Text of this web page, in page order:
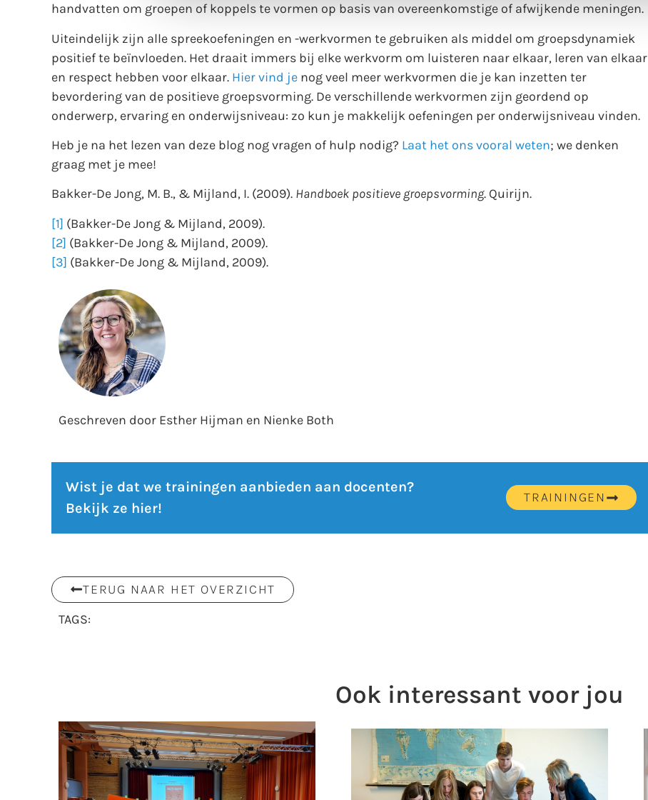
handvatten om groepen of koppels te vormen op basis van overeenkomstige of afwijkende meningen.
Uiteindelijk zijn alle spreekoefeningen en -werkvormen te gebruiken als middel om groepsdynamiek
positief te beïnvloeden. Het draait immers bij elke werkvorm om luisteren naar elkaar, leren van elkaar
en respect hebben voor elkaar. Hier vind je nog veel meer werkvormen die je kan inzetten ter
bevordering van de positieve groepsvorming. De verschillende werkvormen zijn geordend op
onderwerp, ervaring en onderwijsniveau: zo kun je makkelijk oefeningen per onderwijsniveau vinden.
Heb je na het lezen van deze blog nog vragen of hulp nodig? Laat het ons vooral weten; we denken
graag met je mee!
Bakker-De Jong, M. B., & Mijland, I. (2009). Handboek positieve groepsvorming. Quirijn.
[1] (Bakker-De Jong & Mijland, 2009).
[2] (Bakker-De Jong & Mijland, 2009).
[3] (Bakker-De Jong & Mijland, 2009).
Geschreven door Esther Hijman en Nienke Both
Wist je dat we trainingen aanbieden aan docenten?
Bekijk ze hier!
TRAININGEN
TERUG NAAR HET OVERZICHT
TAGS:
Ook interessant voor jou